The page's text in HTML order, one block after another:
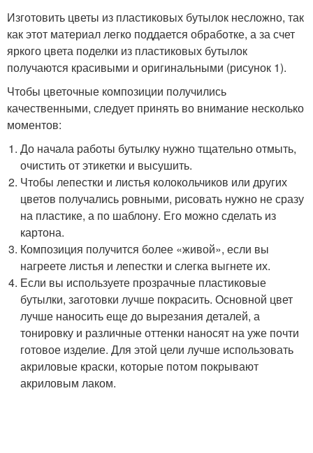
Изготовить цветы из пластиковых бутылок несложно, так
как этот материал легко поддается обработке, а за счет
яркого цвета поделки из пластиковых бутылок
получаются красивыми и оригинальными (рисунок 1).
Чтобы цветочные композиции получились
качественными, следует принять во внимание несколько
моментов:
До начала работы бутылку нужно тщательно отмыть,
очистить от этикетки и высушить.
Чтобы лепестки и листья колокольчиков или других
цветов получались ровными, рисовать нужно не сразу
на пластике, а по шаблону. Его можно сделать из
картона.
Композиция получится более «живой», если вы
нагреете листья и лепестки и слегка выгнете их.
Если вы используете прозрачные пластиковые
бутылки, заготовки лучше покрасить. Основной цвет
лучше наносить еще до вырезания деталей, а
тонировку и различные оттенки наносят на уже почти
готовое изделие. Для этой цели лучше использовать
акриловые краски, которые потом покрывают
акриловым лаком.